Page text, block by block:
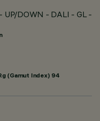
UP/DOWN - DALI - GL -
(Gamut Index) 94